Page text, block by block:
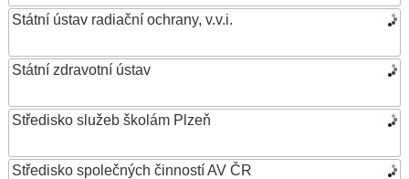
Státní ústav radiační ochrany, v.v.i.
Státní zdravotní ústav
Středisko služeb školám Plzeň
Středisko společných činností AV ČR